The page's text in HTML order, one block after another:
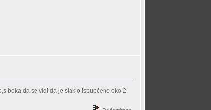
boka da se vidi da je staklo ispupčeno oko 2